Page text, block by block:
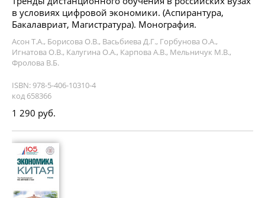
в условиях цифровой экономики. (Аспирантура,
Бакалавриат, Магистратура). Монография.
Асон Т.А., Борисова О.В., Васьбиева Д.Г., Горбунова О.А.,
Игнатова О.В., Калугина О.А., Карпова А.В., Мельничук М.В.,
Фролова В.Б.
ISBN: 978-5-406-10310-4
код 658366
1 290 руб.